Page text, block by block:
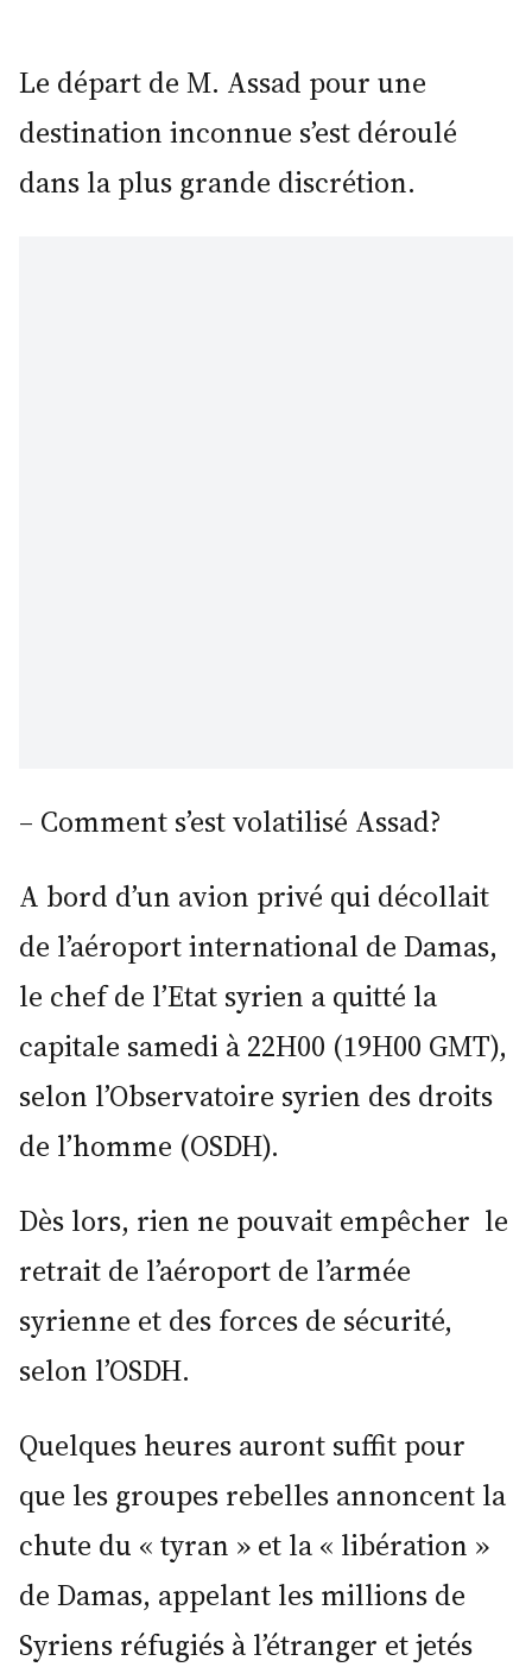
Le départ de M. Assad pour une
destination inconnue s’est déroulé
dans la plus grande discrétion.
– Comment s’est volatilisé Assad?
A bord d’un avion privé qui décollait
de l’aéroport international de Damas,
le chef de l’Etat syrien a quitté la
capitale samedi à 22H00 (19H00 GMT),
selon l’Observatoire syrien des droits
de l’homme (OSDH).
Dès lors, rien ne pouvait empêcher le
retrait de l’aéroport de l’armée
syrienne et des forces de sécurité,
selon l’OSDH.
Quelques heures auront suffit pour
que les groupes rebelles annoncent la
chute du « tyran » et la « libération »
de Damas, appelant les millions de
Syriens réfugiés à l’étranger et jetés